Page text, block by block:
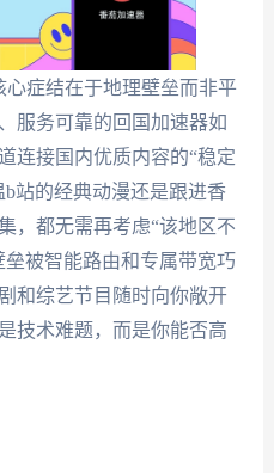
症结在于地理壁垒而非平
服务可靠的回国加速器如
连接国内优质内容的“稳定
站的经典动漫还是跟进香
，都无需再考虑“该地区不
被智能路由和专属带宽巧
和综艺节目随时向你敞开
技术难题，而是你能否高